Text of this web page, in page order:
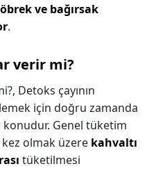
ve bağırsak
.
verir mi?
Detoks çayının
için doğru zamanda
Genel tüketim
olmak üzere kahvaltı
tüketilmesi